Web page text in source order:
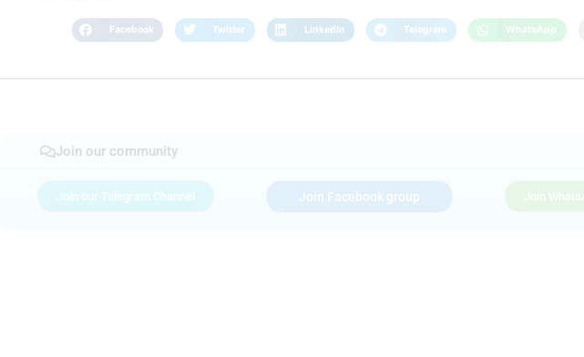
Facebook Twitter LinkedIn Telegram WhatsApp
Join our community
Join our Telegram Channel Join Facebook group Join